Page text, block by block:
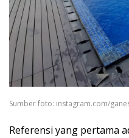
Sumber foto: instagram.com/
Referensi yang pertama